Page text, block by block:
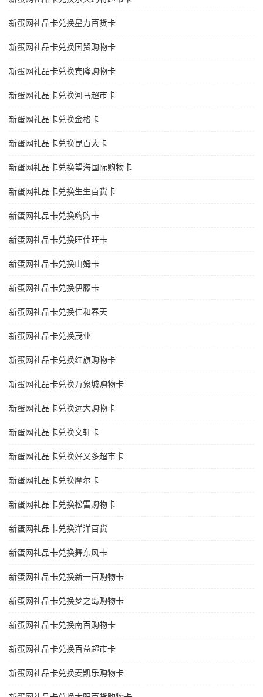
新蛋网礼品卡兑换星力百货卡
新蛋网礼品卡兑换国贸购物卡
新蛋网礼品卡兑换宾隆购物卡
新蛋网礼品卡兑换河马超市卡
新蛋网礼品卡兑换金格卡
新蛋网礼品卡兑换昆百大卡
新蛋网礼品卡兑换望海国际购物卡
新蛋网礼品卡兑换生生百货卡
新蛋网礼品卡兑换嗨购卡
新蛋网礼品卡兑换旺佳旺卡
新蛋网礼品卡兑换山姆卡
新蛋网礼品卡兑换伊藤卡
新蛋网礼品卡兑换仁和春天
新蛋网礼品卡兑换茂业
新蛋网礼品卡兑换红旗购物卡
新蛋网礼品卡兑换万象城购物卡
新蛋网礼品卡兑换远大购物卡
新蛋网礼品卡兑换文轩卡
新蛋网礼品卡兑换好又多超市卡
新蛋网礼品卡兑换摩尔卡
新蛋网礼品卡兑换松雷购物卡
新蛋网礼品卡兑换洋洋百货
新蛋网礼品卡兑换舞东风卡
新蛋网礼品卡兑换新一百购物卡
新蛋网礼品卡兑换梦之岛购物卡
新蛋网礼品卡兑换南百购物卡
新蛋网礼品卡兑换百益超市卡
新蛋网礼品卡兑换麦凯乐购物卡